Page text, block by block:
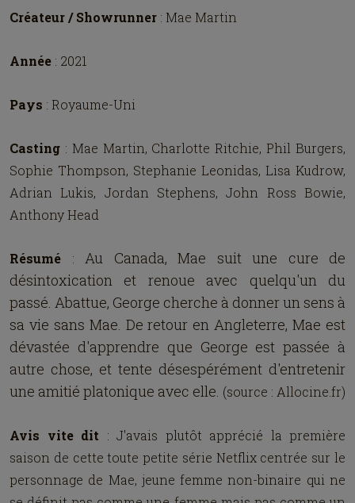
Créateur / Showrunner : Mae Martin
Année : 2021
Pays : Royaume-Uni
Casting : Mae Martin, Charlotte Ritchie, Phil Burgers,
Sophie Thompson, Stephanie Leonidas, Lisa Kudrow,
Adrian Lukis, Jordan Stephens, John Ross Bowie,
Anthony Head
Résumé : Au Canada, Mae suit une cure de
désintoxication et renoue avec quelqu'un du
passé. Abattue, George cherche à donner un sens à
sa vie sans Mae. De retour en Angleterre, Mae est
dévastée d'apprendre que George est passée à
autre chose, et tente désespérément d'entretenir
une amitié platonique avec elle. (source : Allocine.fr)
Avis vite dit : J'avais plutôt apprécié la première
saison de cette toute petite série Netflix centrée sur le
personnage de Mae, jeune femme non-binaire qui ne